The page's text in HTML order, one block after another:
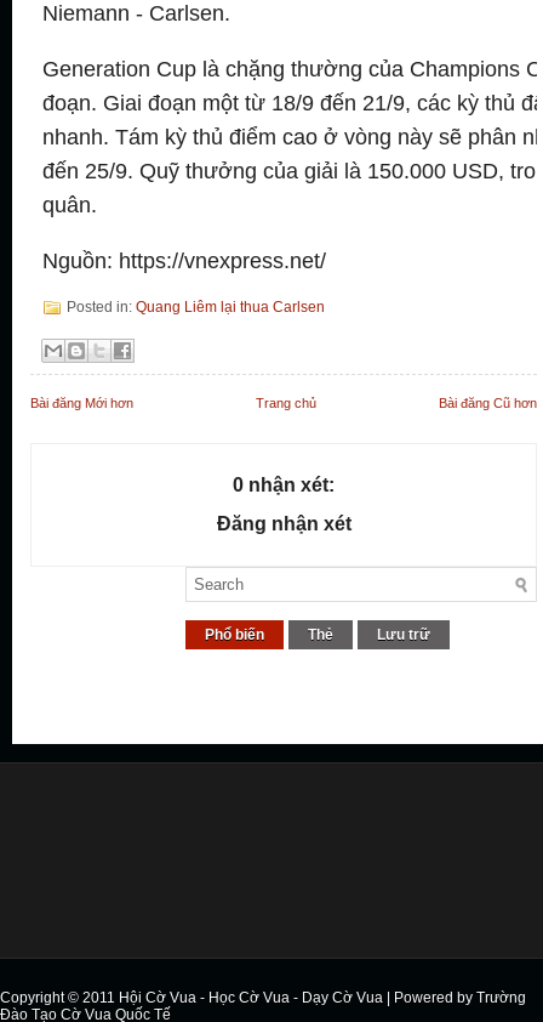
Niemann - Carlsen.
Generation Cup là chặng thường của Champions
đoạn. Giai đoạn một từ 18/9 đến 21/9, các kỳ thủ
nhanh. Tám kỳ thủ điểm cao ở vòng này sẽ phân
đến 25/9. Quỹ thưởng của giải là 150.000 USD,
quân.
Nguồn: https://vnexpress.net/
Posted in: Quang Liêm lại thua Carlsen
Bài đăng Mới hơn Bài đăng Cũ hơn
Trang chủ
0 nhận xét:
Đăng nhận xét
Phổ biến Thẻ Lưu trữ
Copyright © 2011 Hội Cờ Vua - Học Cờ Vua - Dạy Cờ Vua | Powered by Trường
Đào Tạo Cờ Vua Quốc Tế